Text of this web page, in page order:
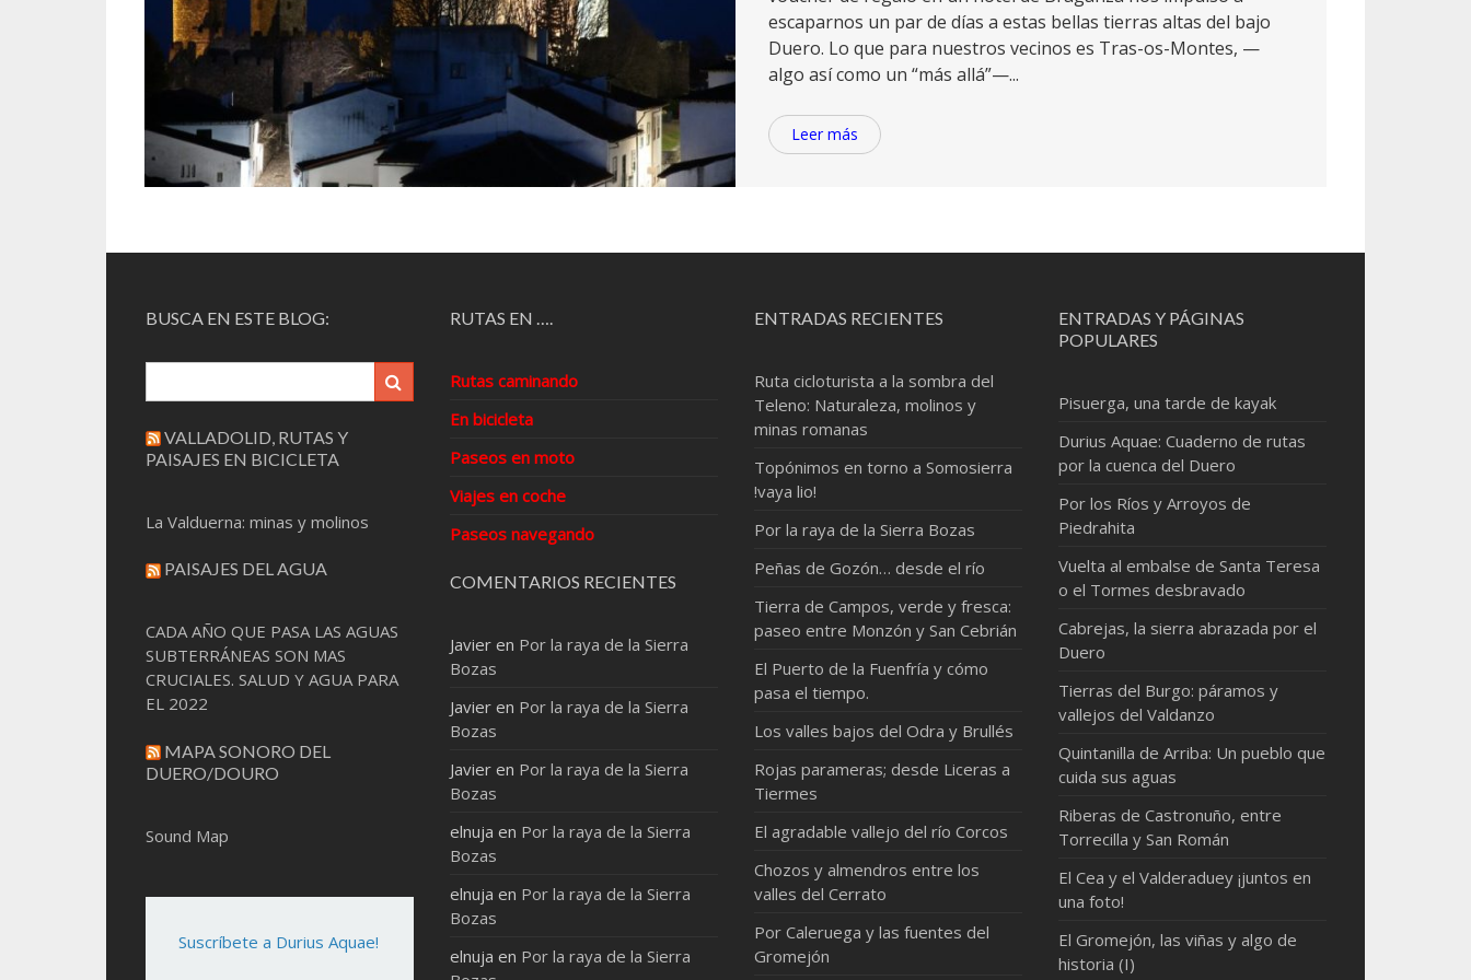
escaparnos un par de días a estas bellas tierras altas del bajo
Duero. Lo que para nuestros vecinos es Tras-os-Montes, —
algo así como un “más allá”—...
Leer más
BUSCA EN ESTE BLOG:
VALLADOLID, RUTAS Y
PAISAJES EN BICICLETA
La Valduerna: minas y molinos
PAISAJES DEL AGUA
CADA AÑO QUE PASA LAS AGUAS
SUBTERRÁNEAS SON MAS
CRUCIALES. SALUD Y AGUA PARA
EL 2022
MAPA SONORO DEL
DUERO/DOURO
Sound Map
Suscríbete a Durius Aquae!
RUTAS EN ….
Rutas caminando
En bicicleta
Paseos en moto
Viajes en coche
Paseos navegando
COMENTARIOS RECIENTES
Javier en Por la raya de la Sierra
Bozas
Javier en Por la raya de la Sierra
Bozas
Javier en Por la raya de la Sierra
Bozas
elnuja en Por la raya de la Sierra
Bozas
elnuja en Por la raya de la Sierra
Bozas
elnuja en Por la raya de la Sierra
ENTRADAS RECIENTES
Ruta cicloturista a la sombra del
Teleno: Naturaleza, molinos y
minas romanas
Topónimos en torno a Somosierra
!vaya lio!
Por la raya de la Sierra Bozas
Peñas de Gozón… desde el río
Tierra de Campos, verde y fresca:
paseo entre Monzón y San Cebrián
El Puerto de la Fuenfría y cómo
pasa el tiempo.
Los valles bajos del Odra y Brullés
Rojas parameras; desde Liceras a
Tiermes
El agradable vallejo del río Corcos
Chozos y almendros entre los
valles del Cerrato
Por Caleruega y las fuentes del
Gromejón
ENTRADAS Y PÁGINAS
POPULARES
Pisuerga, una tarde de kayak
Durius Aquae: Cuaderno de rutas
por la cuenca del Duero
Por los Ríos y Arroyos de
Piedrahita
Vuelta al embalse de Santa Teresa
o el Tormes desbravado
Cabrejas, la sierra abrazada por el
Duero
Tierras del Burgo: páramos y
vallejos del Valdanzo
Quintanilla de Arriba: Un pueblo que
cuida sus aguas
Riberas de Castronuño, entre
Torrecilla y San Román
El Cea y el Valderaduey ¡juntos en
una foto!
El Gromejón, las viñas y algo de
historia (I)